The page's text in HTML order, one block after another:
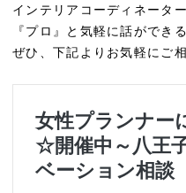
インテリアコーディネータ
『プロ』と気軽に話ができ
ぜひ、下記よりお気軽にご